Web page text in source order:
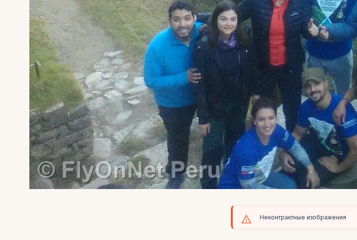
Неконтрактные изображения